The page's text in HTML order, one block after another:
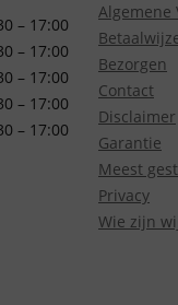
– 17:00
– 17:00
– 17:00
– 17:00
– 17:00
Algemene
Bezorgen
Contact
Disclaimer
Garantie
Meest
Privacy
Wie zijn